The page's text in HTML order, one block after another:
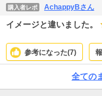
購入者レポ AchappyBさん
イメージと違いました。
参考になった(7)
全ての